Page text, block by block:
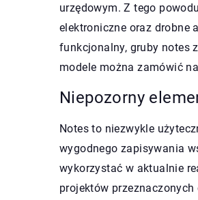
urzędowym. Z tego
elektroniczne oraz drobne
funkcjonalny, gruby notes
modele można zamówić
Niepozorny
Notes to niezwykle
wygodnego zapisywania
wykorzystać w aktualnie
projektów